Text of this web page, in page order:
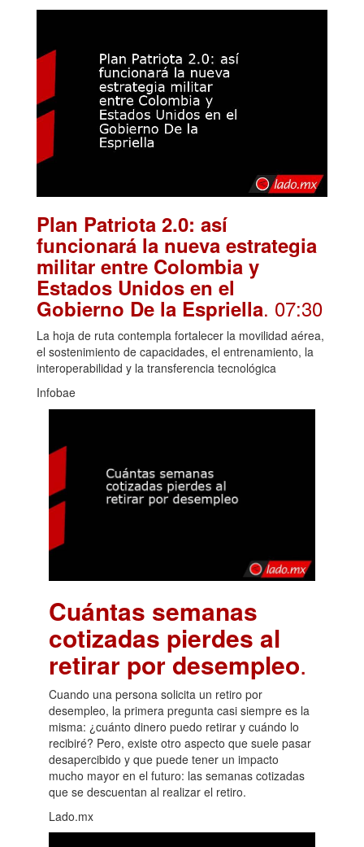
Plan Patriota 2.0: así
funcionará la nueva estrategia
militar entre Colombia y
Estados Unidos en el
Gobierno De la Espriella. 07:30
La hoja de ruta contempla fortalecer la movilidad aérea,
el sostenimiento de capacidades, el entrenamiento, la
interoperabilidad y la transferencia tecnológica
Infobae
Cuántas semanas
cotizadas pierdes al
retirar por desempleo.
Cuando una persona solicita un retiro por
desempleo, la primera pregunta casi siempre es la
misma: ¿cuánto dinero puedo retirar y cuándo lo
recibiré? Pero, existe otro aspecto que suele pasar
desapercibido y que puede tener un impacto
mucho mayor en el futuro: las semanas cotizadas
que se descuentan al realizar el retiro.
Lado.mx